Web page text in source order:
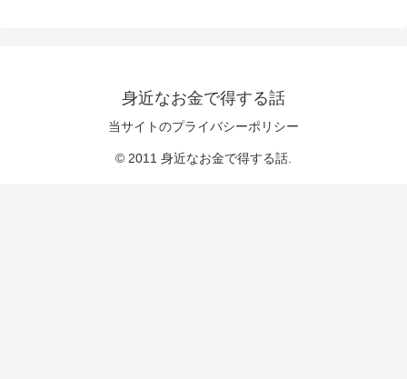
身近なお金で得する話
当サイトのプライバシーポリシー
© 2011 身近なお金で得する話.